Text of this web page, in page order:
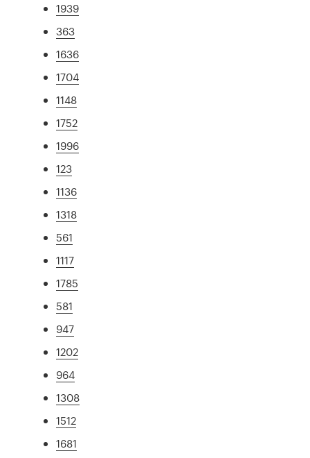
1939
363
1636
1704
1148
1752
1996
123
1136
1318
561
1117
1785
581
947
1202
964
1308
1512
1681